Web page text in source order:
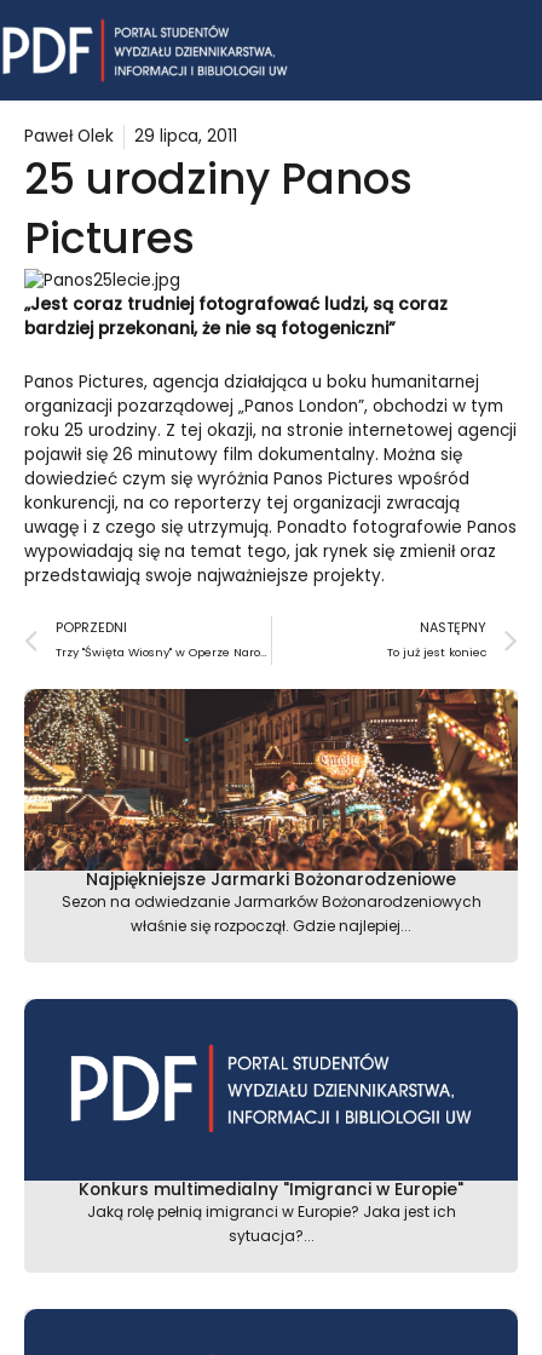
to
content
Paweł Olek 29 lipca, 2011
25 urodziny Panos
Pictures
„Jest coraz trudniej fotografować ludzi, są coraz
bardziej przekonani, że nie są fotogeniczni”
Panos Pictures, agencja działająca u boku humanitarnej
organizacji pozarządowej „Panos London”, obchodzi w tym
roku 25 urodziny. Z tej okazji, na stronie internetowej agencji
pojawił się 26 minutowy film dokumentalny. Można się
dowiedzieć czym się wyróżnia Panos Pictures wpośród
konkurencji, na co reporterzy tej organizacji zwracają
uwagę i z czego się utrzymują. Ponadto fotografowie Panos
wypowiadają się na temat tego, jak rynek się zmienił oraz
przedstawiają swoje najważniejsze projekty.
Prev
POPRZEDNI
Trzy "Święta Wiosny" w Operze Narodowej
NASTĘPNY
To już jest koniec
Najpiękniejsze Jarmarki Bożonarodzeniowe
Sezon na odwiedzanie Jarmarków Bożonarodzeniowych
właśnie się rozpoczął. Gdzie najlepiej...
Konkurs multimedialny "Imigranci w Europie"
Jaką rolę pełnią imigranci w Europie? Jaka jest ich
sytuacja?...